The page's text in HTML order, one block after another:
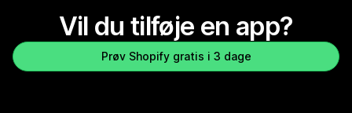
Vil du tilføje en app?
Prøv Shopify gratis i 3 dage